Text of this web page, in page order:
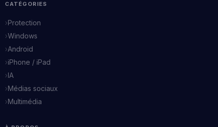
CATÉGORIES
Protection
Windows
Android
iPhone / iPad
IA
Médias sociaux
Multimédia